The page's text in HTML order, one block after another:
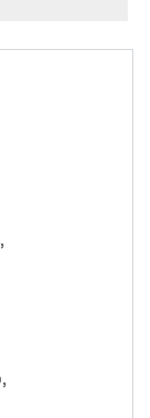
сил
РФ
именины